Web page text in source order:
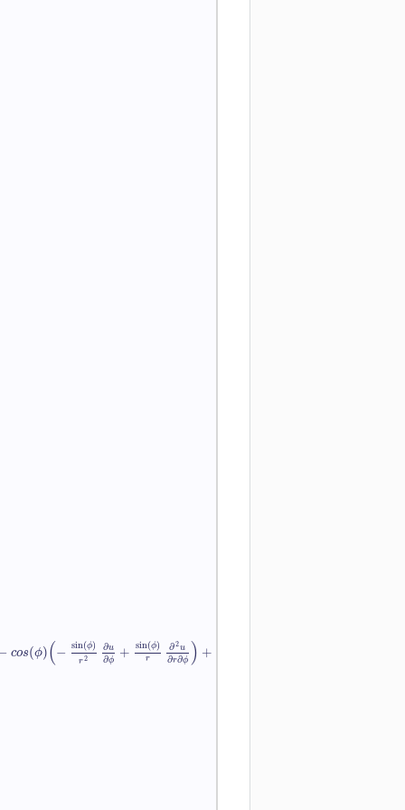
cos(ϕ)(− sin(ϕ)
r2
∂u
∂ϕ + sin(ϕ)
r
∂2u
∂r∂ϕ ) +